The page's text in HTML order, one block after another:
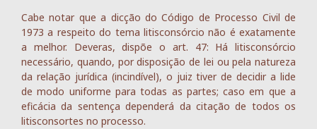
Cabe notar que a dicção do Código de Processo Civil de
1973 a respeito do tema litisconsórcio não é exatamente
a melhor. Deveras, dispõe o art. 47: Há litisconsórcio
necessário, quando, por disposição de lei ou pela natureza
da relação jurídica (incindível), o juiz tiver de decidir a lide
de modo uniforme para todas as partes; caso em que a
eficácia da sentença dependerá da citação de todos os
litisconsortes no processo.